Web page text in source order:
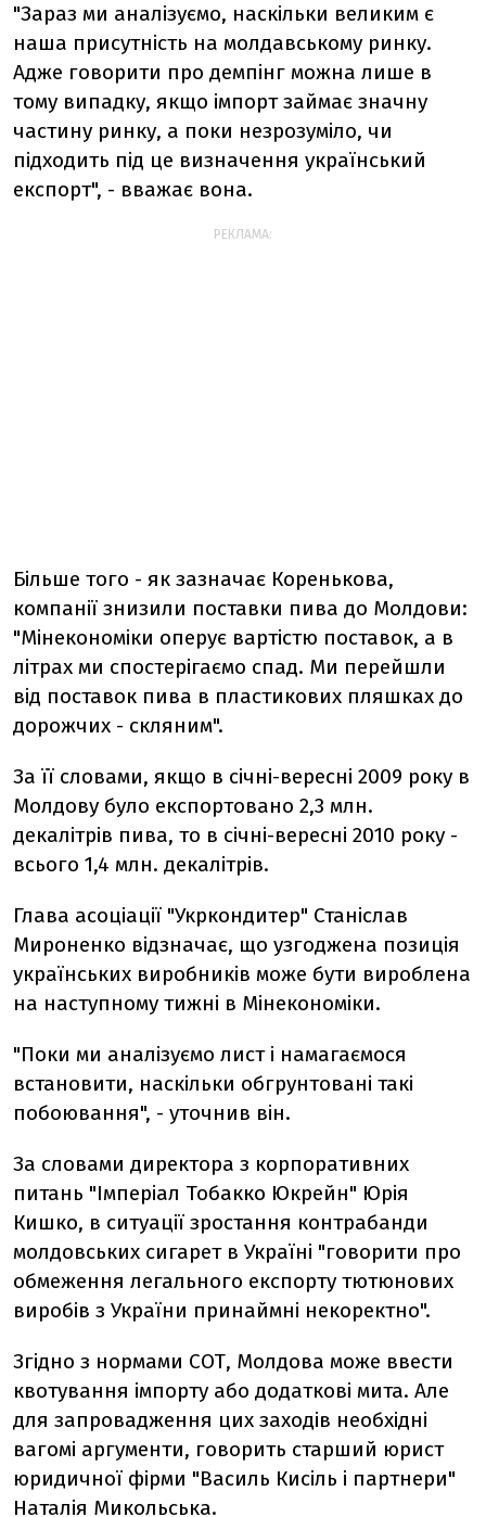
"Зараз ми аналізуємо, наскільки великим є
наша присутність на молдавському ринку.
Адже говорити про демпінг можна лише в
тому випадку, якщо імпорт займає значну
частину ринку, а поки незрозуміло, чи
підходить під це визначення український
експорт", - вважає вона.
РЕКЛАМА:
Більше того - як зазначає Коренькова,
компанії знизили поставки пива до Молдови:
"Мінекономіки оперує вартістю поставок, а в
літрах ми спостерігаємо спад. Ми перейшли
від поставок пива в пластикових пляшках до
дорожчих - скляним".
За її словами, якщо в січні-вересні 2009 року в
Молдову було експортовано 2,3 млн.
декалітрів пива, то в січні-вересні 2010 року -
всього 1,4 млн. декалітрів.
Глава асоціації "Укркондитер" Станіслав
Мироненко відзначає, що узгоджена позиція
українських виробників може бути вироблена
на наступному тижні в Мінекономіки.
"Поки ми аналізуємо лист і намагаємося
встановити, наскільки обгрунтовані такі
побоювання", - уточнив він.
За словами директора з корпоративних
питань "Імперіал Тобакко Юкрейн" Юрія
Кишко, в ситуації зростання контрабанди
молдовських сигарет в Україні "говорити про
обмеження легального експорту тютюнових
виробів з України принаймні некоректно".
Згідно з нормами СОТ, Молдова може ввести
квотування імпорту або додаткові мита. Але
для запровадження цих заходів необхідні
вагомі аргументи, говорить старший юрист
юридичної фірми "Василь Кисіль і партнери"
Наталія Микольська.